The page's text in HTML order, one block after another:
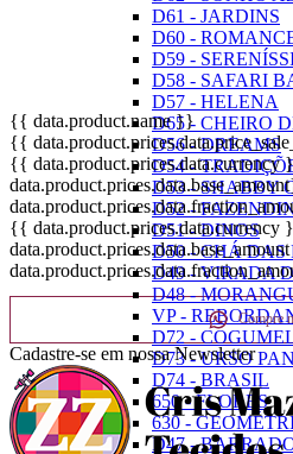
D61 - JARDINS
D60 -
D59 -
D58 - SAFARI
D57 - HELENA
D65 - CHEIRO
D56 - DREAMS
D54 -
D53 - SHABBY
D52 -
D51 - DINOS
D50 - CHÁ DAS
D49 - VIRADA
D48 -
VP -
D72 -
D73 - URSO
D74 - BRASIL
650 - FLORES
630 -
D47 -
{{ data.product.name }}
{{
{{ data.product.prices.data.currency
{{ data.product.prices.data.currency
Compre
Cadastre-se em nossa Newsletter